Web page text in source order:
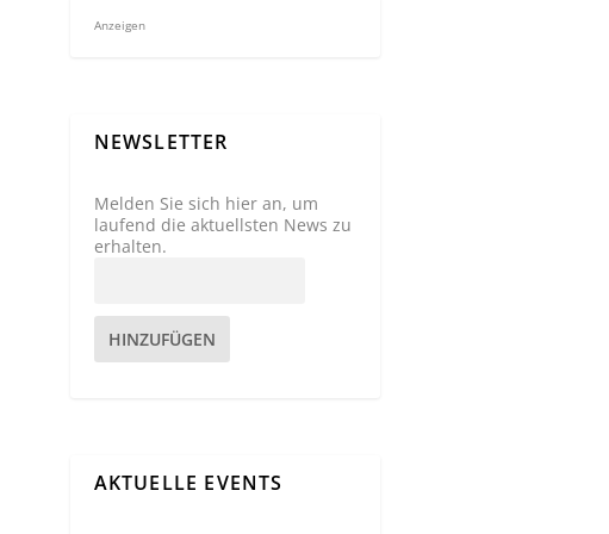
Anzeigen
NEWSLETTER
Melden Sie sich hier an, um
laufend die aktuellsten News zu
erhalten.
HINZUFÜGEN
AKTUELLE EVENTS